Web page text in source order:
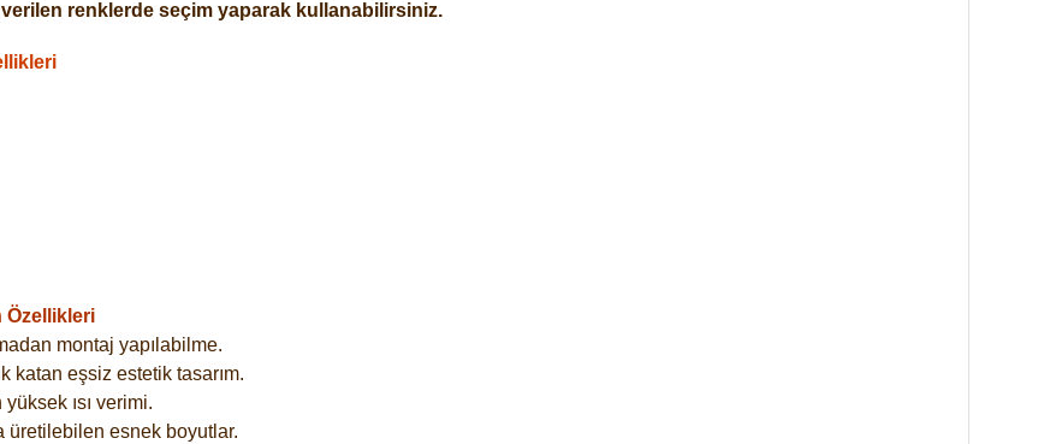
renklerde seçim yaparak kullanabilirsiniz.
Özellikleri
montaj yapılabilme.
eşsiz estetik tasarım.
ısı verimi.
üretilebilen esnek boyutlar.